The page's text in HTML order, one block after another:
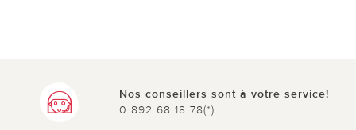
Nos conseillers sont à votre service!
0 892 68 18 78(*)